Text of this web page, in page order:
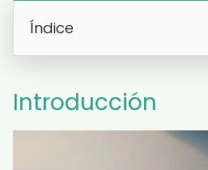
Índice
Introducción